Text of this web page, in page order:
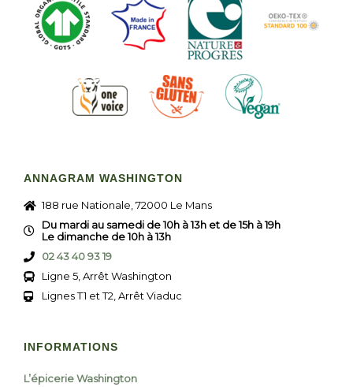
ANNAGRAM WASHINGTON
188 rue Nationale, 72000 Le Mans
Du mardi au samedi de 10h à 13h et de 15h à 19h
Le dimanche de 10h à 13h
02 43 40 93 19
Ligne 5, Arrêt Washington
Lignes T1 et T2, Arrêt Viaduc
INFORMATIONS
L’épicerie Washington